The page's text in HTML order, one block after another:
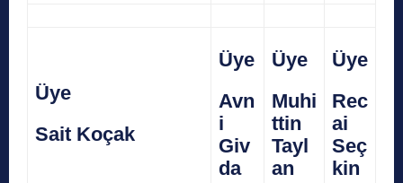
Üye
Sait Koçak
Üye
Avn
i
Giv
da
Üye
Muhi
ttin
Tayl
an
Üye
Rec
ai
Seç
kin